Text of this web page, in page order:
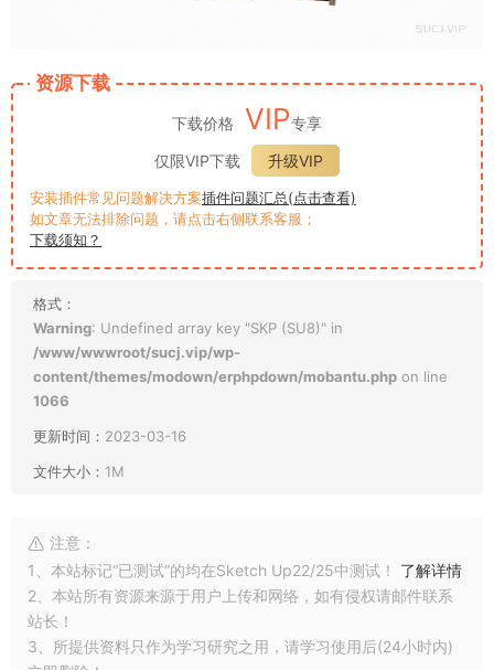
资源下载
下载价格 VIP专享
仅限VIP下载
升级VIP
安装插件常见问题解决方案插件问题汇总(点击查看)
如文章无法排除问题，请点击右侧联系客服；
下载须知？
格式：
Warning: Undefined array key "SKP (SU8)" in
/www/wwwroot/sucj.vip/wp-
content/themes/modown/erphpdown/mobantu.php on line
1066
更新时间： 2023-03-16
文件大小： 1M
注意：
1、本站标记“已测试”的均在Sketch Up22/25中测试！ 了解详情
2、本站所有资源来源于用户上传和网络，如有侵权请邮件联系
站长！
3、所提供资料只作为学习研究之用，请学习使用后(24小时内)